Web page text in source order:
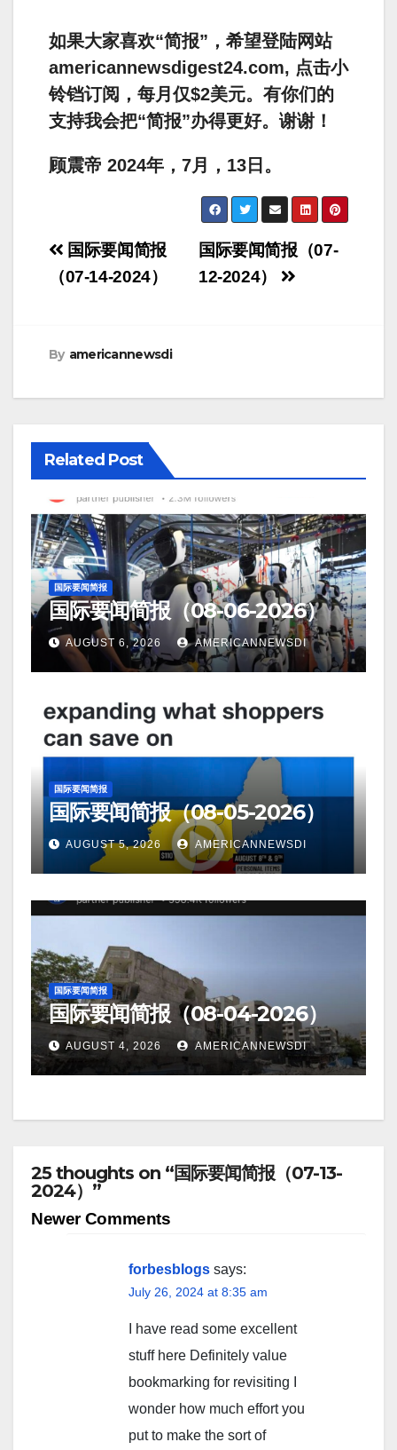
如果大家喜欢“简报”，希望登陆网站
americannewsdigest24.com, 点击小
铃铛订阅，每月仅$2美元。有你们的
支持我会把“简报”办得更好。谢谢！
顾震帝 2024年，7月，13日。
Post
navigation
国际要闻简报（07-
12-2024）
国际要闻简报
（07-14-2024）
By americannewsdi
Related Post
国际要闻简报
国际要闻简报（08-06-2026）
AUGUST 6, 2026 AMERICANNEWSDI
国际要闻简报
国际要闻简报（08-05-2026）
AUGUST 5, 2026 AMERICANNEWSDI
国际要闻简报
国际要闻简报（08-04-2026）
AUGUST 4, 2026 AMERICANNEWSDI
25 thoughts on “国际要闻简报（07-13-
2024）”
Comment
Newer Comments
forbesblogs says:
July 26, 2024 at 8:35 am
I have read some excellent
stuff here Definitely value
bookmarking for revisiting I
wonder how much effort you
put to make the sort of